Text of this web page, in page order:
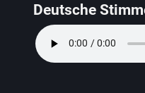
Deutsche